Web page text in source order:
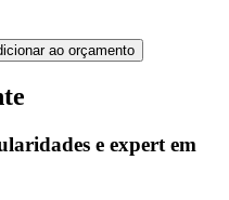
ao orçamento
e expert em